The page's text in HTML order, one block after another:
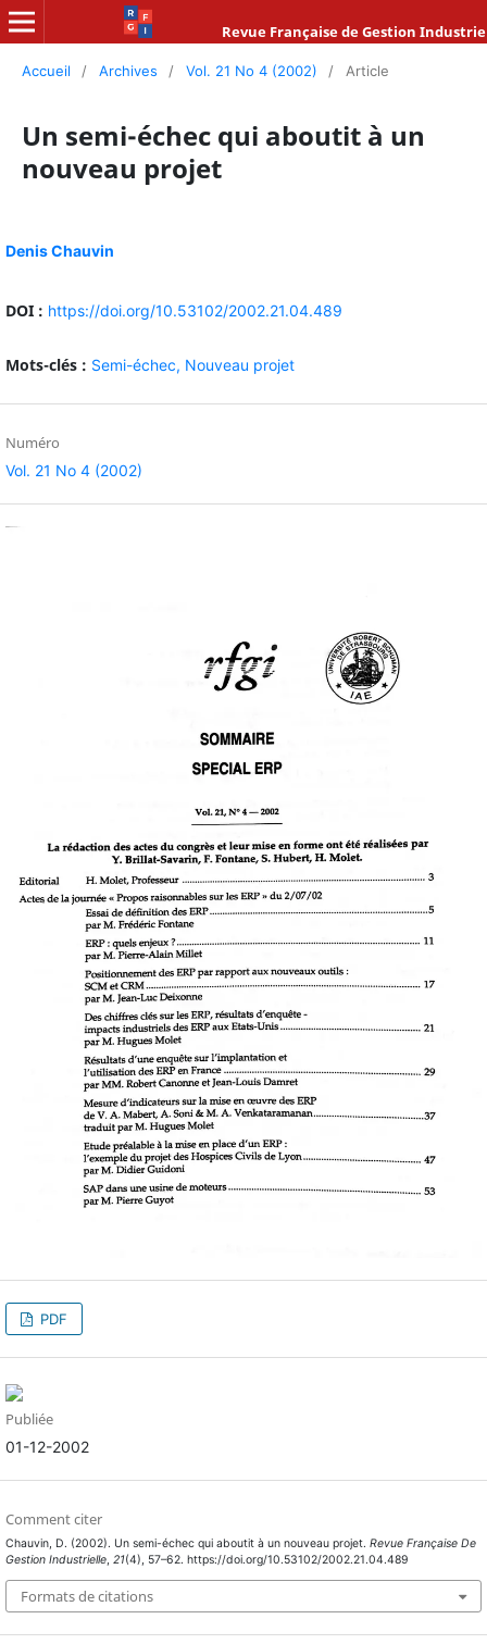
Revue Française de Gestion
Accueil / Archives / Vol. 21 No 4 (2002) / Article
Un semi-échec qui aboutit à un
nouveau projet
Denis Chauvin
DOI : https://doi.org/10.53102/2002.21.04.489
Mots-clés : Semi-échec, Nouveau projet
Numéro
Vol. 21 No 4 (2002)
PDF
Publiée
01-12-2002
Comment citer
Chauvin, D. (2002). Un semi-échec qui aboutit à un nouveau projet. Revue Française De
Gestion Industrielle, 21(4), 57–62. https://doi.org/10.53102/2002.21.04.489
Formats de citations